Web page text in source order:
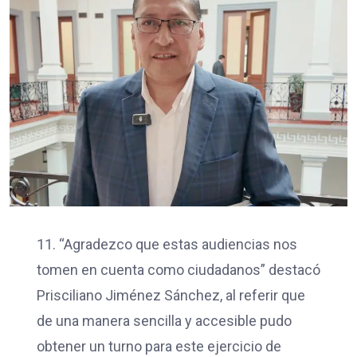
11. “Agradezco que estas audiencias nos
tomen en cuenta como ciudadanos” destacó
Prisciliano Jiménez Sánchez, al referir que
de una manera sencilla y accesible pudo
obtener un turno para este ejercicio de